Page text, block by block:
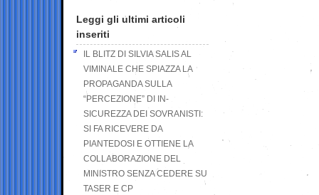
Leggi gli ultimi articoli
inseriti
IL BLITZ DI SILVIA SALIS AL
VIMINALE CHE SPIAZZA LA
PROPAGANDA SULLA
“PERCEZIONE” DI IN-
SICUREZZA DEI SOVRANISTI:
SI FA RICEVERE DA
PIANTEDOSI E OTTIENE LA
COLLABORAZIONE DEL
MINISTRO SENZA CEDERE SU
TASER E CP